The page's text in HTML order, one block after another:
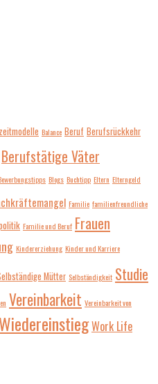
Balance Beruf Berufsrückkehr
Berufstätige Väter
Blogs Buchtipp Eltern Elterngeld
Familie familienfreundliche
Familie und Beruf Frauen
Kindererziehung Kinder und Karriere
Mütter Selbständigkeit Studie
Vereinbarkeit Vereinbarkeit von
WiedereinstiegWork Life